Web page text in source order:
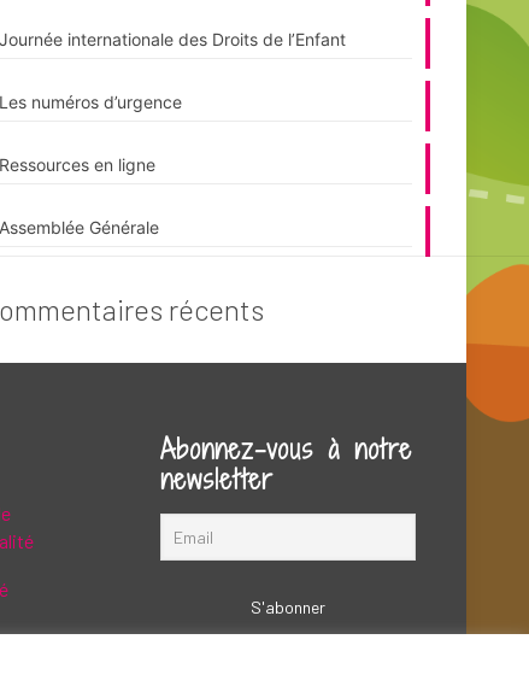
Journée internationale des Droits de l’Enfant
Les numéros d’urgence
Ressources en ligne
Assemblée Générale
récents
Abonnez-vous à notre
newsletter